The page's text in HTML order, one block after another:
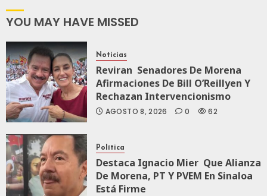
Nueva
AGOSTO 5, 2026
0
79
YOU MAY HAVE MISSED
Noticias
Reviran Senadores De Morena
Afirmaciones De Bill O’Reillyen Y
Rechazan Intervencionismo
AGOSTO 8, 2026 0 62
Política
Destaca Ignacio Mier Que Alianza
De Morena, PT Y PVEM En Sinaloa
Está Firme